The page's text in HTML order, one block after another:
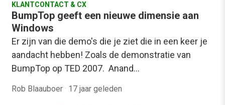
KLANTCONTACT & CX
BumpTop geeft een nieuwe dimensie aan
Windows
Er zijn van die demo's die je ziet die in een keer je
aandacht hebben! Zoals de demonstratie van
BumpTop op TED 2007. Anand…
Rob Blaauboer · 17 jaar geleden